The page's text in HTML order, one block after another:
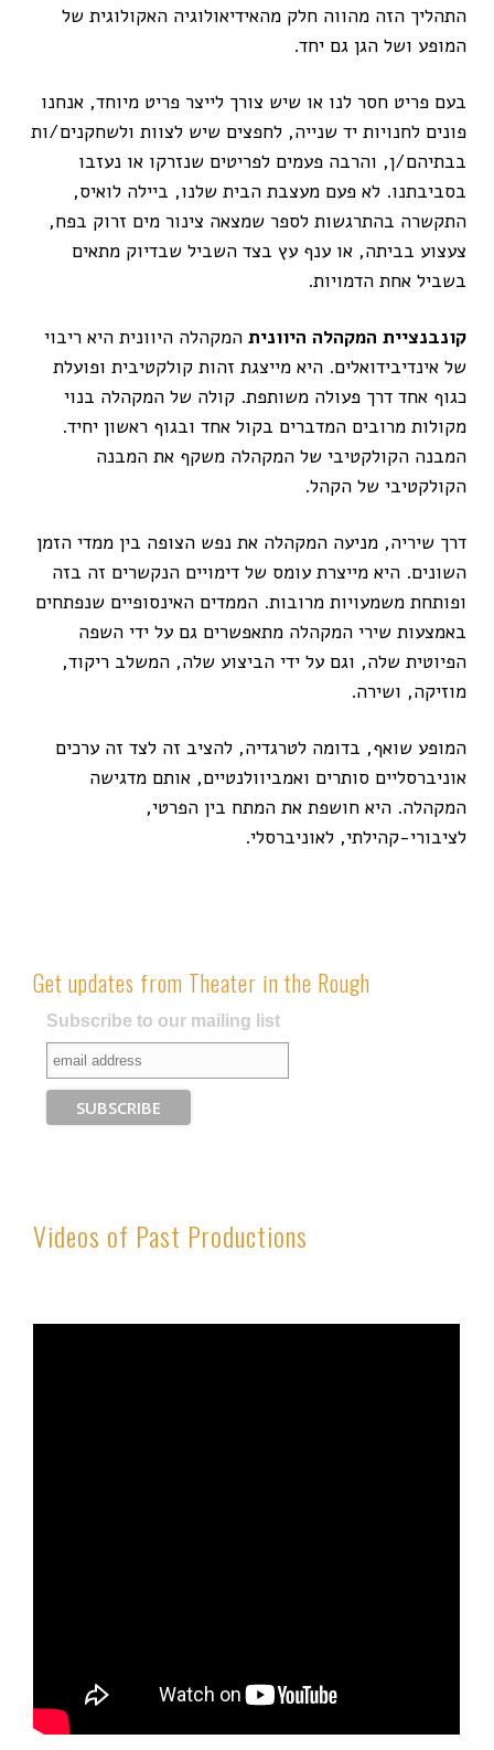
התהליך הזה מהווה חלק מהאידיאולוגיה האקולוגית של
המופע ושל הגן גם יחד.
בעם פריט חסר לנו או שיש צורך לייצר פריט מיוחד, אנחנו
פונים לחנויות יד שנייה, לחפצים שיש לצוות ולשחקנים/ות
בבתיהם/ן, והרבה פעמים לפריטים שנזרקו או נעזבו
בסביבתנו. לא פעם מעצבת הבית שלנו, ביילה לואיס,
התקשרה בהתרגשות לספר שמצאה צינור מים זרוק בפח,
צעצוע בביתה, או ענף עץ בצד השביל שבדיוק מתאים
בשביל אחת הדמויות.
קונבנציית המקהלה היוונית המקהלה היוונית היא ריבוי
של אינדיבידואלים. היא מייצגת זהות קולקטיבית ופועלת
כגוף אחד דרך פעולה משותפת. קולה של המקהלה בנוי
מקולות מרובים המדברים בקול אחד ובגוף ראשון יחיד.
המבנה הקולקטיבי של המקהלה משקף את המבנה
הקולקטיבי של הקהל.
דרך שיריה, מניעה המקהלה את נפש הצופה בין ממדי הזמן
השונים. היא מייצרת עומס של דימויים הנקשרים זה בזה
ופותחת משמעויות מרובות. הממדים האינסופיים שנפתחים
באמצעות שירי המקהלה מתאפשרים גם על ידי השפה
הפיוטית שלה, וגם על ידי הביצוע שלה, המשלב ריקוד,
מוזיקה, ושירה.
המופע שואף, בדומה לטרגדיה, להציב זה לצד זה ערכים
אוניברסליים סותרים ואמביוולנטיים, אותם מדגישה
המקהלה. היא חושפת את המתח בין הפרטי,
לציבורי-קהילתי, לאוניברסלי.
Get updates from Theater in the Rough
Subscribe to our mailing list
Videos of Past Productions